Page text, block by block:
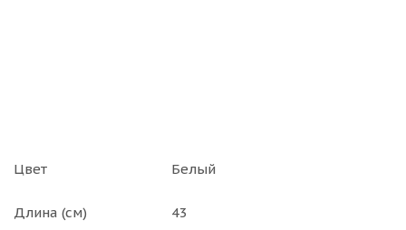
Цвет
Длина (см)
Белый
43